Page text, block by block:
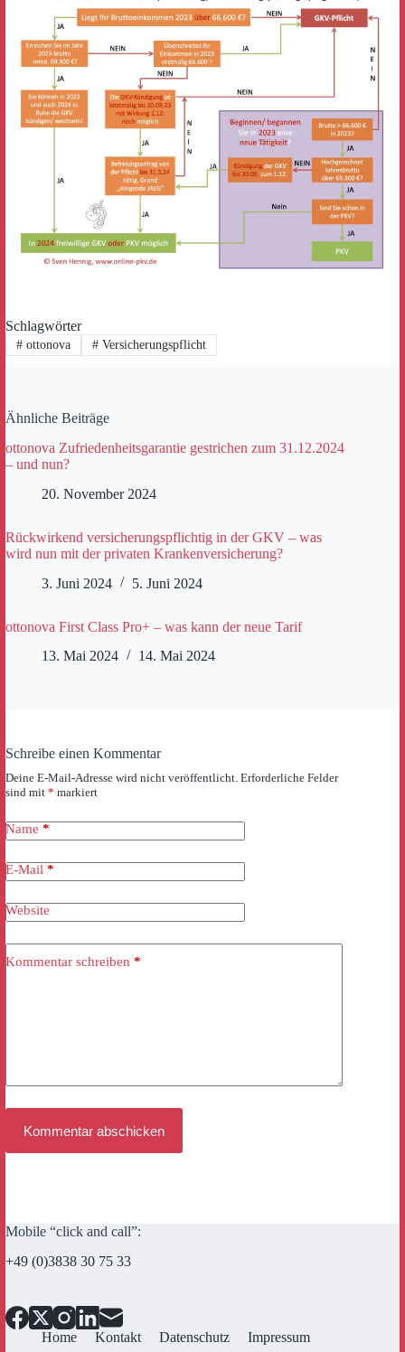
Schlagwörter
#ottonova #Versicherungspflicht
Ähnliche Beiträge
ottonova Zufriedenheitsgarantie gestrichen zum 31.12.2024
– und nun?
20. November 2024
Rückwirkend versicherungspflichtig in der GKV – was
wird nun mit der privaten Krankenversicherung?
3. Juni 2024
5. Juni 2024
ottonova First Class Pro+ – was kann der neue Tarif
13. Mai 2024
14. Mai 2024
Schreibe einen Kommentar
Deine E-Mail-Adresse wird nicht veröffentlicht. Erforderliche Felder
sind mit * markiert
Name *
E-Mail *
Website
Kommentar schreiben *
Kommentar abschicken
Mobile “click and call”:
+49 (0)3838 30 75 33
Home Kontakt Datenschutz Impressum